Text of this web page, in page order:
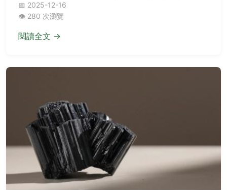
焙樂趣。
📅 2025-12-16
👁️ 280 次瀏覽
閱讀全文 →